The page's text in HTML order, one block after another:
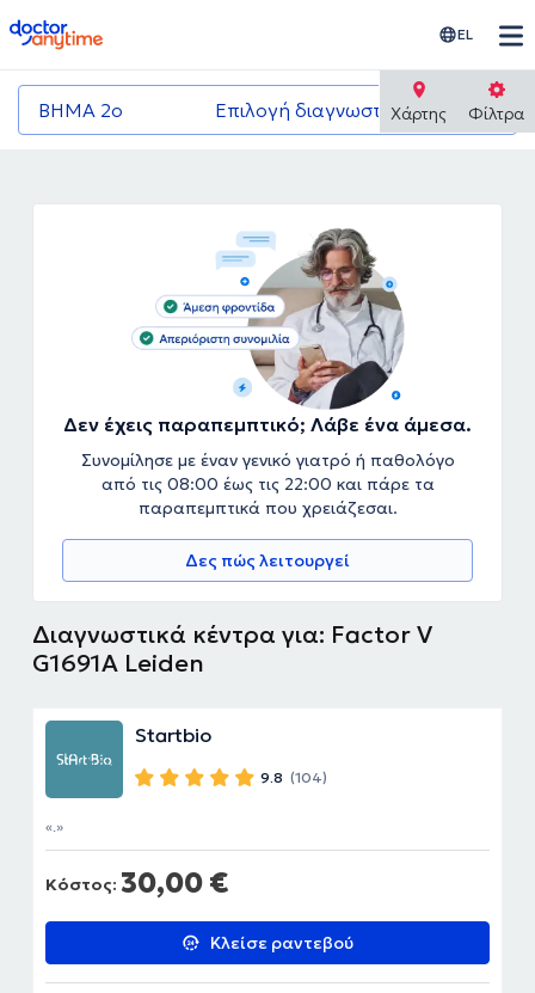
doctoranytime EL
ΒΗΜΑ 2ο Επιλογή διαγνωστικού κέντρου
Χάρτης Φίλτρα
Δεν έχεις παραπεμπτικό; Λάβε ένα άμεσα.
Συνομίλησε με έναν γενικό γιατρό ή παθολόγο
από τις 08:00 έως τις 22:00 και πάρε τα
παραπεμπτικά που χρειάζεσαι.
Δες πώς λειτουργεί
Διαγνωστικά κέντρα για: Factor V
G1691A Leiden
Startbio
9.8 (104)
Κόστος: 30,00 €
Κλείσε ραντεβού